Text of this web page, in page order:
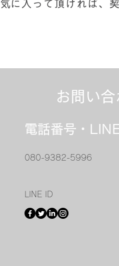
気に入って頂ければ、
お問い合
電話番号・
080-9382-5996
​LINE ID